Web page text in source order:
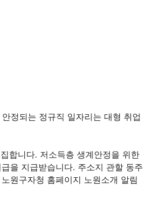
정되는 정규직 일자리는 대형 취업
합니다. 저소득층 생계안정을 위한
을 지급받습니다. 주소지 관할 동주
원구자청 홈페이지 노원소개 알림